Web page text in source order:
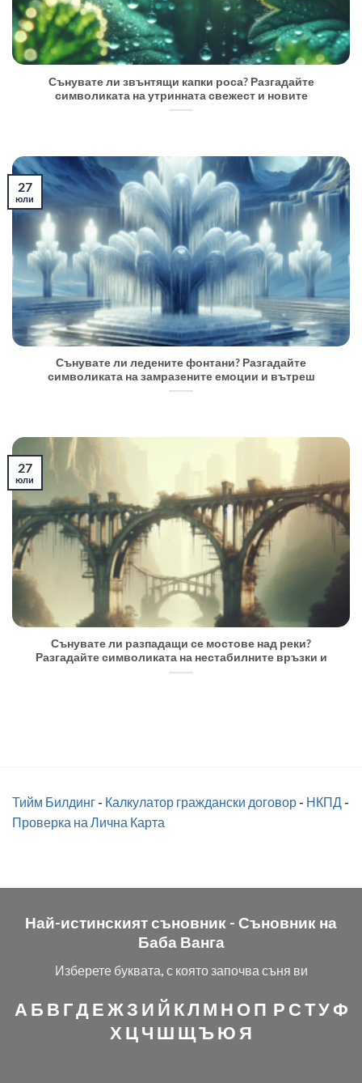
Сънувате ли звънтящи капки роса? Разгадайте
символиката на утринната свежест и новите
Сънувате ли ледените фонтани? Разгадайте
символиката на замразените емоции и вътреш
27
юли
Сънувате ли разпадащи се мостове над реки?
Разгадайте символиката на нестабилните връзки и
27
юли
Тийм Билдинг- Калкулатор граждански договор- НКПД-
Проверка на Лична Карта
Най-истинският съновник - Съновник на
Баба Ванга
Изберете буквата, с която започва съня ви
А Б В ГДЕЖЗ И Й КЛ М Н О П Р СТУФ
Х ЦЧ Ш ЩЪЮ Я